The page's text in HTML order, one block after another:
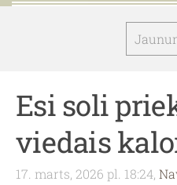
Esi soli
viedais
17. marts, 2026 pl. 18:24,